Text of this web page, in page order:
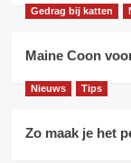
Gedrag bij katten
Maine Coon
Nieuws Tips
Zo maak je het